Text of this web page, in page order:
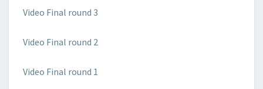
Video Final round 3
Video Final round 2
Video Final round 1